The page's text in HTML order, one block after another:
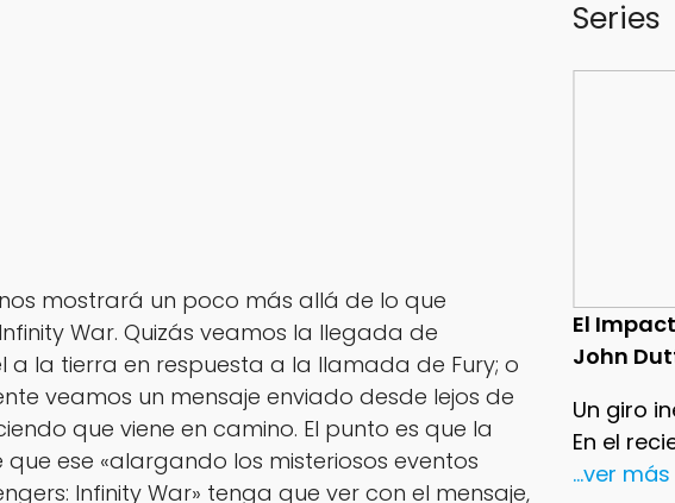
Series
El
John
Un giro
En el
...ver más
mostrará un poco más allá de lo que
War. Quizás veamos la llegada de
a la tierra en respuesta a la llamada de Fury; o
veamos un mensaje enviado desde lejos de
que viene en camino. El punto es que la
ese «alargando los misteriosos eventos
Infinity War» tenga que ver con el mensaje,